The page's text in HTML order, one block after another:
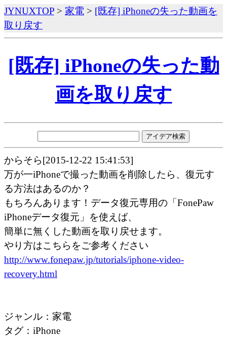
JYNUXTOP > 家電 > [既存] iPhoneの失った動画を
取り戻す
[既存] iPhoneの失った動
画を取り戻す
からそら[2015-12-22 15:41:53]
万が一iPhoneで撮った動画を削除したら、復元す
る方法はあるのか？
もちろんあります！データ復元専用の「FonePaw
iPhoneデータ復元」を使えば、
簡単に無くした動画を取り戻せます。
やり方はこちらをご参考ください
http://www.fonepaw.jp/tutorials/iphone-video-
recovery.html
ジャンル：家電
タグ：iPhone